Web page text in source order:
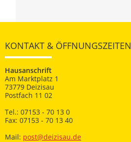
KONTAKT & ÖFFNUNGSZEITEN
Hausanschrift
Am Marktplatz 1
73779 Deizisau
Postfach 11 02
Tel.: 07153 - 70 13 0
Fax: 07153 - 70 13 40
Mail: post@deizisau.de